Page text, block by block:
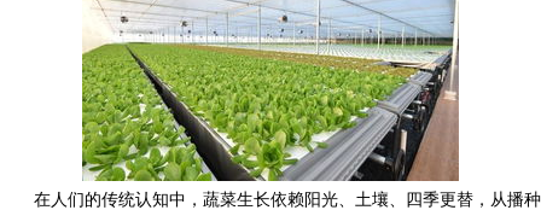
在人们的传统认知中，蔬菜生长依赖阳光、土壤、四季更替，从播种